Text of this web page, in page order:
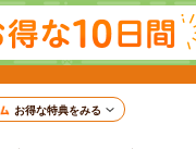
お得な特典をみる